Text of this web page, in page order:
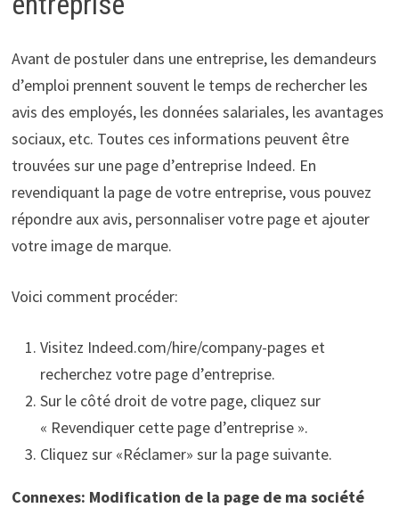
Avant de postuler dans une entreprise, les demandeurs
d’emploi prennent souvent le temps de rechercher les
avis des employés, les données salariales, les avantages
sociaux, etc. Toutes ces informations peuvent être
trouvées sur une page d’entreprise Indeed. En
revendiquant la page de votre entreprise, vous pouvez
répondre aux avis, personnaliser votre page et ajouter
votre image de marque.
Voici comment procéder:
Visitez Indeed.com/hire/company-pages et
recherchez votre page d’entreprise.
Sur le côté droit de votre page, cliquez sur
« Revendiquer cette page d’entreprise ».
Cliquez sur «Réclamer» sur la page suivante.
Connexes: Modification de la page de ma société